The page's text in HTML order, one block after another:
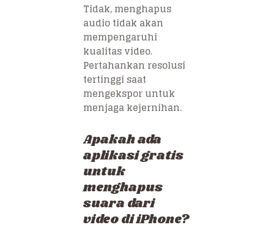
Tidak, menghapus
audio tidak akan
mempengaruhi
kualitas video.
Pertahankan resolusi
tertinggi saat
mengekspor untuk
menjaga kejernihan.
Apakah ada
aplikasi gratis
untuk
menghapus
suara dari
video di iPhone?